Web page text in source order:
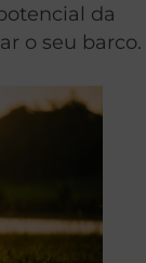
da
o seu barco.